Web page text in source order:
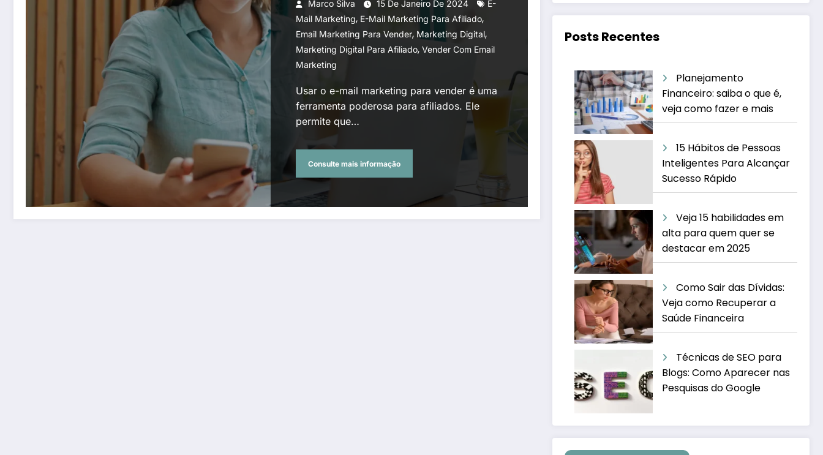
Marco Silva 15 De Janeiro De 2024
E-
Mail Marketing, E-Mail Marketing Para Afiliado,
Email Marketing Para Vender, Marketing Digital,
Marketing Digital Para Afiliado, Vender Com Email
Marketing
Usar o e-mail marketing para vender é uma
ferramenta poderosa para afiliados. Ele
permite que…
Consulte mais informação
Posts Recentes
Planejamento
Financeiro: saiba o que é,
veja como fazer e mais
15 Hábitos de Pessoas
Inteligentes Para Alcançar
Sucesso Rápido
Veja 15 habilidades em
alta para quem quer se
destacar em 2025
Como Sair das Dívidas:
Veja como Recuperar a
Saúde Financeira
Técnicas de SEO para
Blogs: Como Aparecer nas
Pesquisas do Google